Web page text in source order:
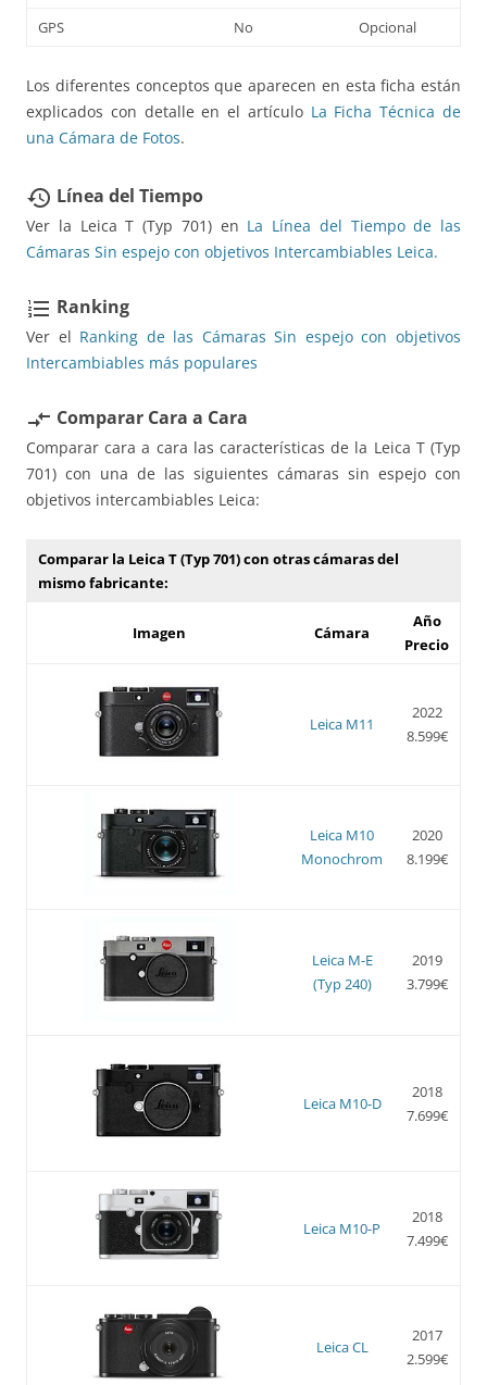
GPS
No Opcional
Los diferentes conceptos que aparecen en esta ficha están
explicados con detalle en el artículo La Ficha Técnica de
una Cámara de Fotos.
restore Línea del Tiempo
Ver la Leica T (Typ 701) en La Línea del Tiempo de las
Cámaras Sin espejo con objetivos Intercambiables Leica.
format_list_numbered Ranking
Ver el Ranking de las Cámaras Sin espejo con objetivos
Intercambiables más populares
compare_arrows Comparar Cara a Cara
Comparar cara a cara las características de la Leica T (Typ
701) con una de las siguientes cámaras sin espejo con
objetivos intercambiables Leica:
Comparar la Leica T (Typ 701) con otras cámaras del
mismo fabricante:
Imagen Cámara
Año
Precio
Leica M11
2022
8.599€
Leica M10
Monochrom
2020
8.199€
Leica M-E
(Typ 240)
2019
3.799€
Leica M10-D
2018
7.699€
Leica M10-P
2018
7.499€
Leica CL
2017
2.599€